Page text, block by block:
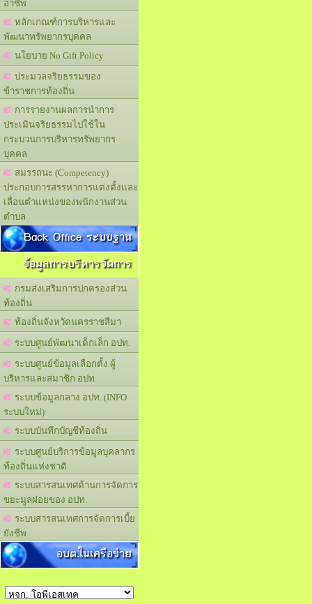
อาชีพ
หลักเกณฑ์การบริหารและ
พัฒนาทรัพยากรบุคคล
นโยบาย No Gift Policy
ประมวลจริยธรรมของ
ข้าราชการท้องถิ่น
การรายงานผลการนำการ
ประเมินจริยธรรมไปใช้ใน
กระบวนการบริหารทรัพยากร
บุคคล
สมรรถนะ (Competency)
ประกอบการสรรหาการแต่งตั้งและ
เลื่อนตำแหน่งของพนักงานส่วน
ตำบล
Back Office ระบบฐาน
ข้อมูลการบริหารจัดการ
กรมส่งเสริมการปกครองส่วน
ท้องถิ่น
ท้องถิ่นจังหวัดนครราชสีมา
ระบบศูนย์พัฒนาเด็กเล็ก อปท.
ระบบศูนย์ข้อมูลเลือกตั้ง ผู้
บริหารและสมาชิก อปท.
ระบบข้อมูลกลาง อปท. (INFO
ระบบใหม่)
ระบบบันทึกบัญชีท้องถิ่น
ระบบศูนย์บริการข้อมูลบุคลากร
ท้องถิ่นแห่งชาติ
ระบบสารสนเทศด้านการจัดการ
ขยะมูลฝอยของ อปท.
ระบบสารสนเทศการจัดการเบี้ย
ยังชีพ
อบต.ในเครือข่าย